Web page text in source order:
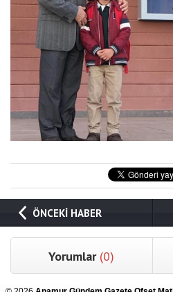
ÖNCEKİ HABER
Yorumlar (0)